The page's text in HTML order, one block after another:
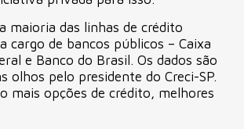
maioria das linhas de crédito
cargo de bancos públicos – Caixa
e Banco do Brasil. Os dados são
olhos pelo presidente do Creci-SP.
mais opções de crédito, melhores